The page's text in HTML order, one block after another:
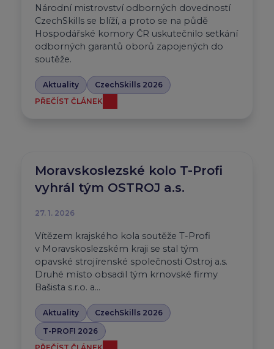
Národní mistrovství odborných dovedností
CzechSkills se blíží, a proto se na půdě
Hospodářské komory ČR uskutečnilo setkání
odborných garantů oborů zapojených do
soutěže.
Aktuality
CzechSkills 2026
PŘEČÍST ČLÁNEK
Moravskoslezské kolo T-Profi
vyhrál tým OSTROJ a.s.
27. 1. 2026
Vítězem krajského kola soutěže T-Profi
v Moravskoslezském kraji se stal tým
opavské strojírenské společnosti Ostroj a.s.
Druhé místo obsadil tým krnovské firmy
Bašista s.r.o. a…
Aktuality
CzechSkills 2026
T-PROFI 2026